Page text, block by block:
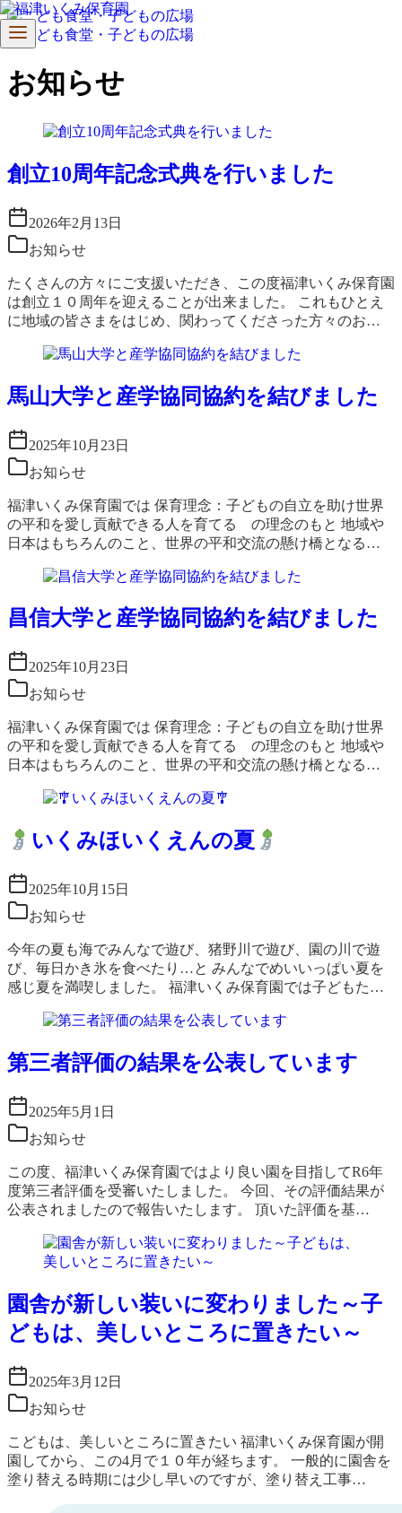
コ
ン
テ
移
動
お知らせ
創立10周年記念式典を行いました
2026年2月13日
お知らせ
たくさんの方々にご支援いただき、この度福津いくみ保育園
は創立１０周年を迎えることが出来ました。 これもひとえ
に地域の皆さまをはじめ、関わってくださった方々のお…
馬山大学と産学協同協約を結びました
2025年10月23日
お知らせ
福津いくみ保育園では 保育理念：子どもの自立を助け世界
の平和を愛し貢献できる人を育てる の理念のもと 地域や
日本はもちろんのこと、世界の平和交流の懸け橋となる…
昌信大学と産学協同協約を結びました
2025年10月23日
お知らせ
福津いくみ保育園では 保育理念：子どもの自立を助け世界
の平和を愛し貢献できる人を育てる の理念のもと 地域や
日本はもちろんのこと、世界の平和交流の懸け橋となる…
いくみほいくえんの夏
2025年10月15日
お知らせ
今年の夏も海でみんなで遊び、猪野川で遊び、園の川で遊
び、毎日かき氷を食べたり…と みんなでめいいっぱい夏を
感じ夏を満喫しました。 福津いくみ保育園では子どもた…
第三者評価の結果を公表しています
2025年5月1日
お知らせ
この度、福津いくみ保育園ではより良い園を目指してR6年
度第三者評価を受審いたしました。 今回、その評価結果が
公表されましたので報告いたします。 頂いた評価を基…
園舎が新しい装いに変わりました～子
どもは、美しいところに置きたい～
2025年3月12日
お知らせ
こどもは、美しいところに置きたい 福津いくみ保育園が開
園してから、この4月で１０年が経ちます。 一般的に園舎を
塗り替える時期には少し早いのですが、塗り替え工事…